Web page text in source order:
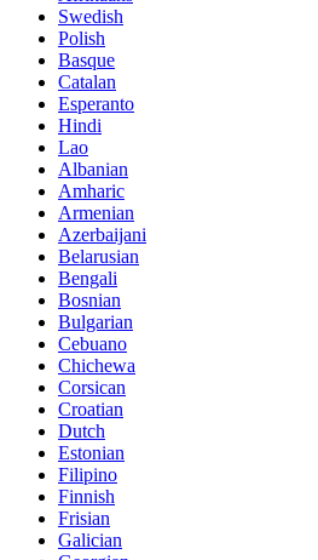
Swedish
Polish
Basque
Catalan
Esperanto
Hindi
Lao
Albanian
Amharic
Armenian
Azerbaijani
Belarusian
Bengali
Bosnian
Bulgarian
Cebuano
Chichewa
Corsican
Croatian
Dutch
Estonian
Filipino
Finnish
Frisian
Galician